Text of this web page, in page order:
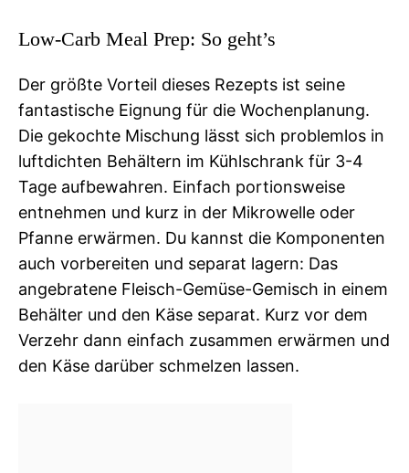
Low-Carb Meal Prep: So geht’s
Der größte Vorteil dieses Rezepts ist seine
fantastische Eignung für die Wochenplanung.
Die gekochte Mischung lässt sich problemlos in
luftdichten Behältern im Kühlschrank für 3-4
Tage aufbewahren. Einfach portionsweise
entnehmen und kurz in der Mikrowelle oder
Pfanne erwärmen. Du kannst die Komponenten
auch vorbereiten und separat lagern: Das
angebratene Fleisch-Gemüse-Gemisch in einem
Behälter und den Käse separat. Kurz vor dem
Verzehr dann einfach zusammen erwärmen und
den Käse darüber schmelzen lassen.